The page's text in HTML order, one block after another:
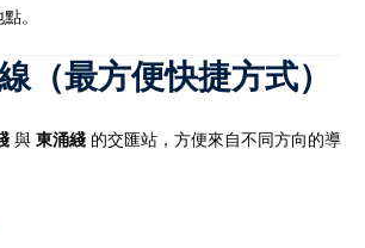
。
（最方便快捷方式）
與 東涌綫 的交匯站，方便來自不同方向的導